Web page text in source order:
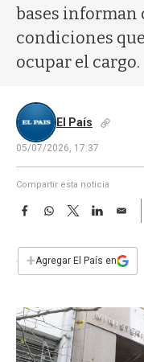
bases informan
condiciones
ocupar el cargo.
El País
05/07/2026, 17:37
Compartir esta noticia
F
e
b
k
W
s
p
T
w
t
L
n
E
i
l
+Agregar El País en